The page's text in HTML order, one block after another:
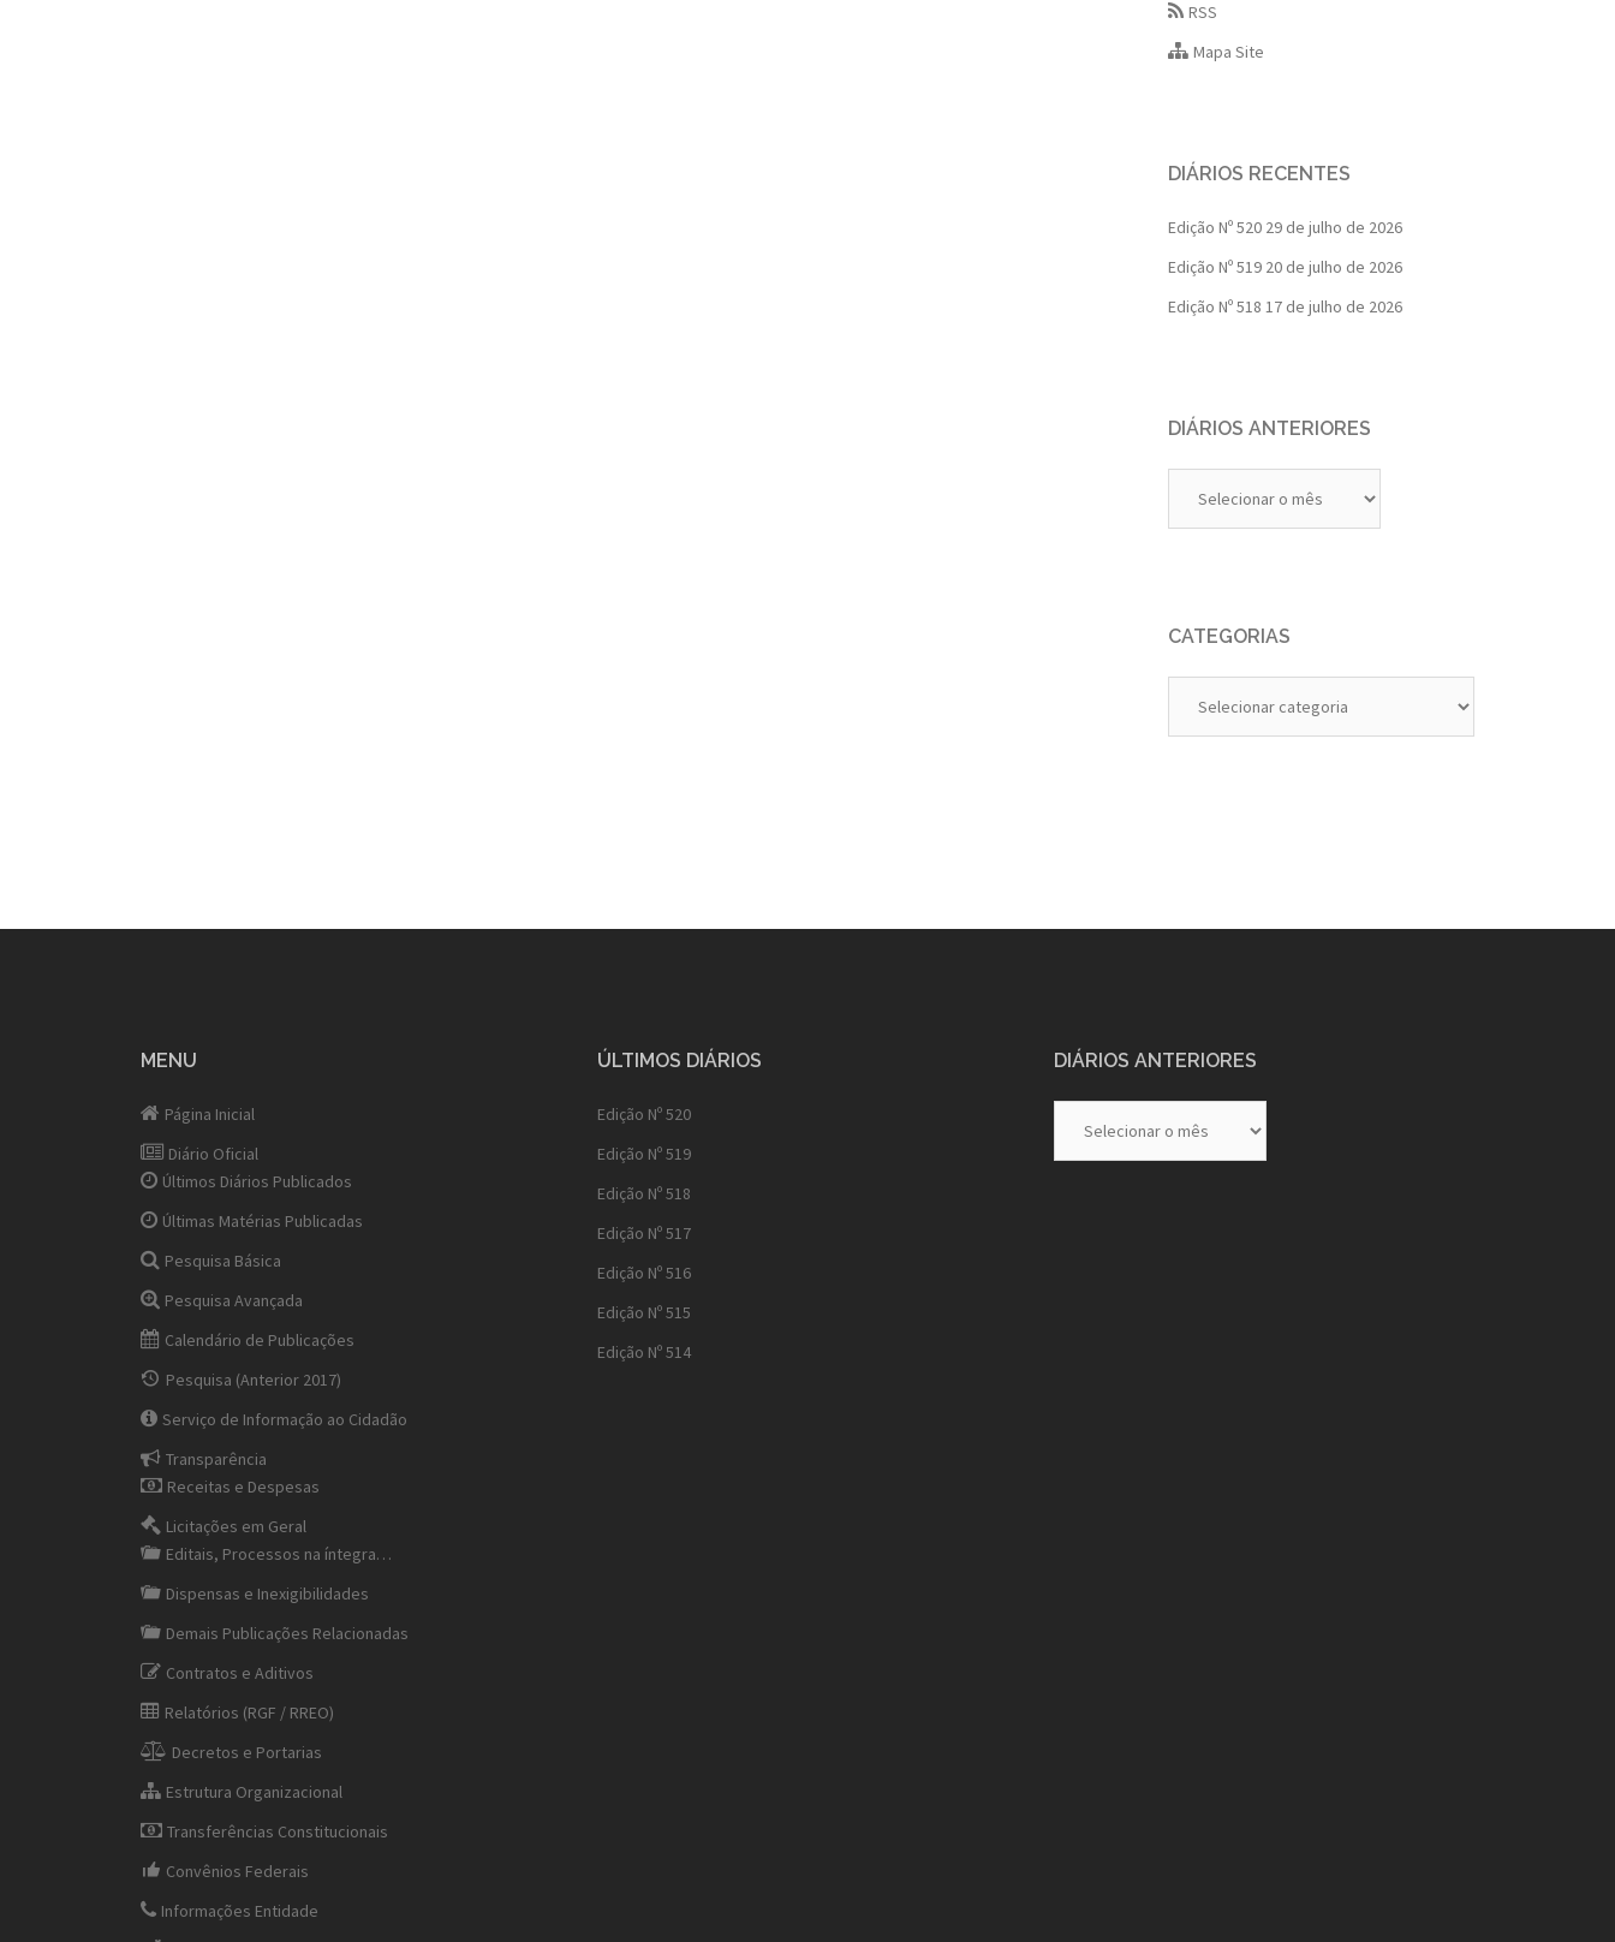
RSS
Mapa Site
DIÁRIOS RECENTES
Edição Nº 520 29 de julho de 2026
Edição Nº 519 20 de julho de 2026
Edição Nº 518 17 de julho de 2026
DIÁRIOS ANTERIORES
Anteriores
CATEGORIAS
MENU
Página Inicial
Diário Oficial
Últimos Diários Publicados
Últimas Matérias Publicadas
Pesquisa Básica
Pesquisa Avançada
Calendário de Publicações
Pesquisa (Anterior 2017)
Serviço de Informação ao Cidadão
Transparência
Receitas e Despesas
Licitações em Geral
Editais, Processos na íntegra…
Dispensas e Inexigibilidades
Demais Publicações Relacionadas
Contratos e Aditivos
Relatórios (RGF / RREO)
Decretos e Portarias
Estrutura Organizacional
Transferências Constitucionais
Convênios Federais
Informações Entidade
ÚLTIMOS DIÁRIOS
Edição Nº 520
Edição Nº 519
Edição Nº 518
Edição Nº 517
Edição Nº 516
Edição Nº 515
Edição Nº 514
DIÁRIOS ANTERIORES
Anteriores